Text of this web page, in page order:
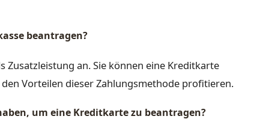
beantragen?
Zusatzleistung an. Sie können eine Kreditkarte
Vorteilen dieser Zahlungsmethode profitieren.
um eine Kreditkarte zu beantragen?